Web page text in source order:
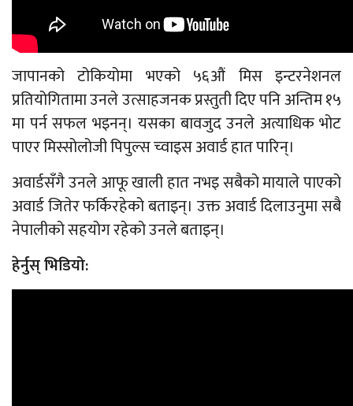
जापानको टोकियोमा भएको ५६औं मिस इन्टरनेशनल
प्रतियोगितामा उनले उत्साहजनक प्रस्तुती दिए पनि अन्तिम १५
मा पर्न सफल भइनन्। यसका बावजुद उनले अत्याधिक भोट
पाएर मिस्सोलोजी पिपुल्स च्वाइस अवार्ड हात पारिन्।
अवार्डसँगै उनले आफू खाली हात नभइ सबैको मायाले पाएको
अवार्ड जितेर फर्किरहेको बताइन्। उक्त अवार्ड दिलाउनुमा सबै
नेपालीको सहयोग रहेको उनले बताइन्।
हेर्नुस् भिडियो: